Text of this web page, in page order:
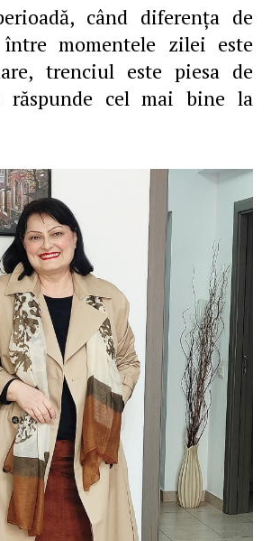
când diferenţa de
între momentele zilei este
trenciul este piesa de
răspunde cel mai bine la